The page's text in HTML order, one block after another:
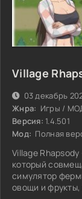
Village
03 декабрь
Жнра: Игры /
Версия: 1.4.501
Мод: Полная
Village
который
симулятор
овощи и фрукты,